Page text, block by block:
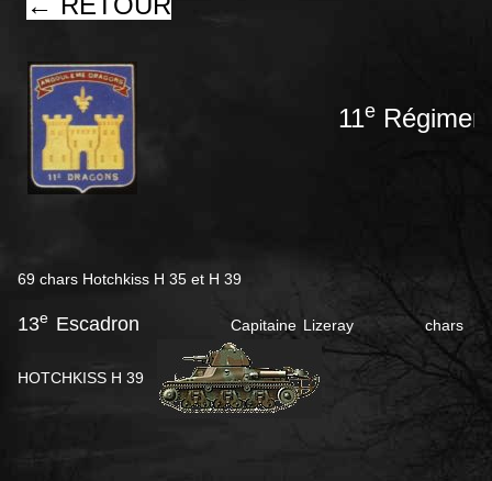
11e
69 chars Hotchkiss H 35 et H 39
13e Escadron Capitaine Lizeray chars
HOTCHKISS H 39